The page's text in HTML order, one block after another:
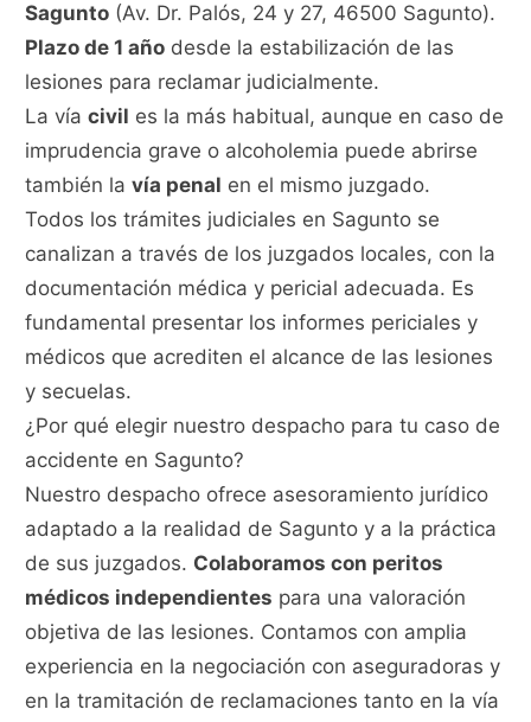
Sagunto (Av. Dr. Palós, 24 y 27, 46500 Sagunto).
Plazo de 1 año desde la estabilización de las
lesiones para reclamar judicialmente.
La víacivil es la más habitual, aunque en caso de
imprudencia grave o alcoholemia puede abrirse
también lavía penal en el mismo juzgado.
Todos los trámites judiciales en Sagunto se
canalizan a través de los juzgados locales, con la
documentación médica y pericial adecuada. Es
fundamental presentar los informes periciales y
médicos que acrediten el alcance de las lesiones
y secuelas.
¿Por qué elegir nuestro despacho para tu caso de
accidente en Sagunto?
Nuestro despacho ofrece asesoramiento jurídico
adaptado a la realidad de Sagunto y a la práctica
de sus juzgados. Colaboramos con peritos
médicos independientes para una valoración
objetiva de las lesiones. Contamos con amplia
experiencia en la negociación con aseguradoras y
en la tramitación de reclamaciones tanto en la vía